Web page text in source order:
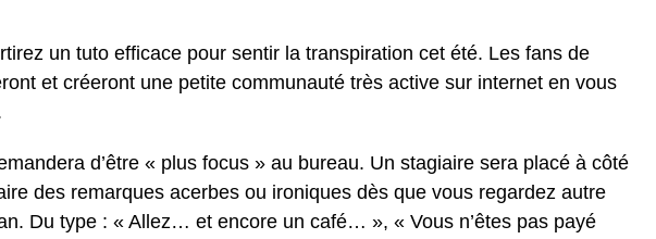
un tuto efficace pour sentir la transpiration cet été. Les fans de
et créeront une petite communauté très active sur internet en vous
d’être « plus focus » au bureau. Un stagiaire sera placé à côté
des remarques acerbes ou ironiques dès que vous regardez autre
Du type : « Allez… et encore un café… », « Vous n’êtes pas payé